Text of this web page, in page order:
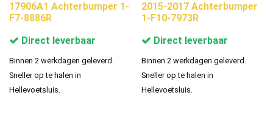
17906A1 Achterbumper 1-
F7-8886R
Direct leverbaar
Binnen 2 werkdagen geleverd.
Sneller op te halen in
Hellevoetsluis.
2015-2017 Achterbumper
1-F10-7973R
Direct leverbaar
Binnen 2 werkdagen geleverd.
Sneller op te halen in
Hellevoetsluis.